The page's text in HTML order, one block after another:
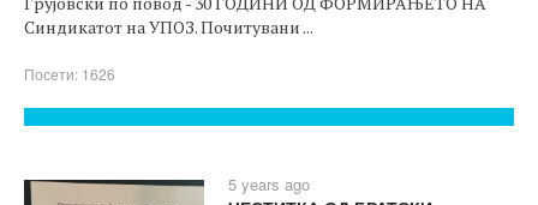
Синдикатот на УПОЗ. Почитувани ...
Посети: 1626
5 years ago